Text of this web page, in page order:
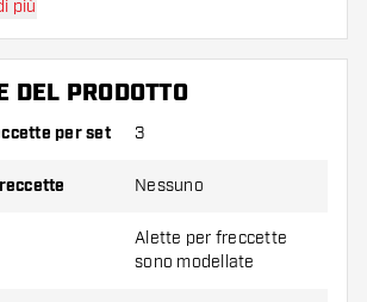
hanno una lunga durata. Queste
utilizzate solo con astine
di Dartshopper!
o rompersi con l'uso.
più
DEL PRODOTTO
per set 3
Nessuno
Alette per freccette
sono modellate